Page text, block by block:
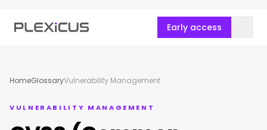
Early access
HomeGlossaryVulnerability Management
VULNERABILITY MANAGEMENT